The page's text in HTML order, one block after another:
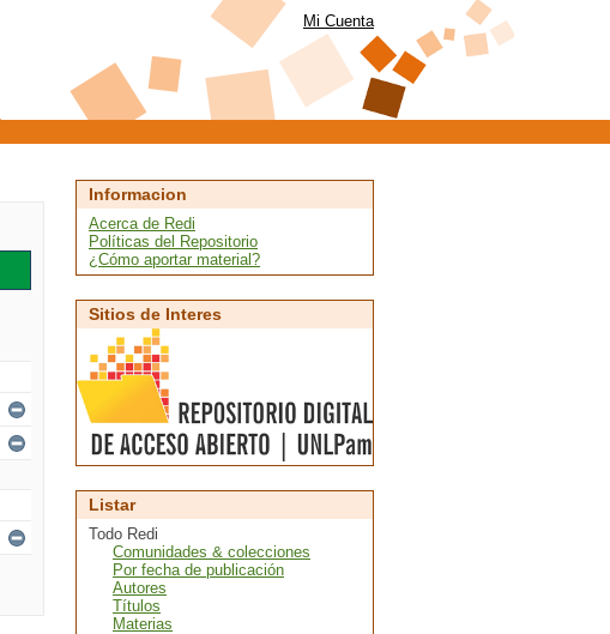
Mi Cuenta
Informacion
Acerca de Redi
Políticas del Repositorio
¿Cómo aportar material?
Sitios de Interes
Listar
Todo Redi
Comunidades & colecciones
Por fecha de publicación
Autores
Títulos
Materias